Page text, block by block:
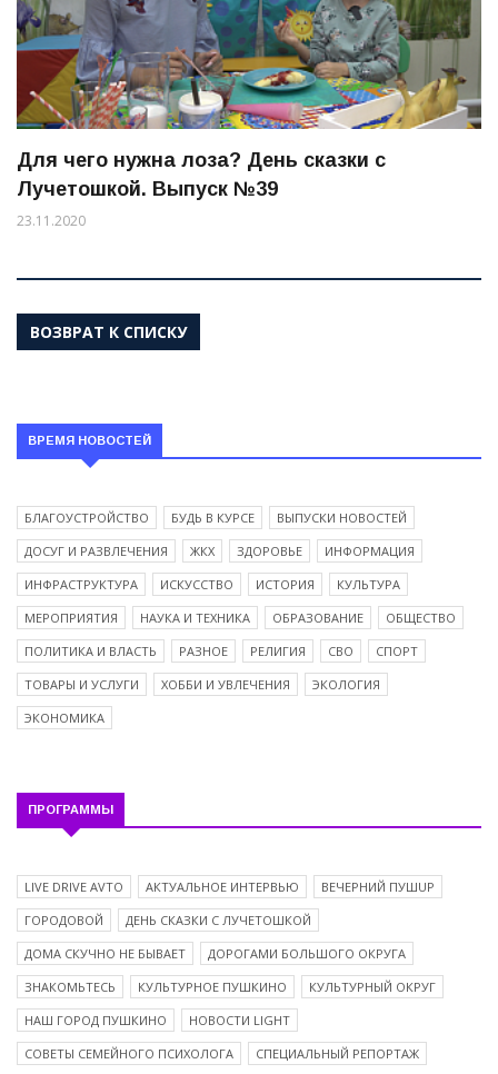
Для чего нужна лоза? День сказки с
Лучетошкой. Выпуск №39
23.11.2020
ВОЗВРАТ К СПИСКУ
ВРЕМЯ НОВОСТЕЙ
БЛАГОУСТРОЙСТВО БУДЬ В КУРСЕ
ВЫПУСКИ НОВОСТЕЙ
ДОСУГ И РАЗВЛЕЧЕНИЯ
ЖКХ ЗДОРОВЬЕ
ИНФОРМАЦИЯ
ИНФРАСТРУКТУРА
ИСКУССТВО ИСТОРИЯ
КУЛЬТУРА
МЕРОПРИЯТИЯ
НАУКА И ТЕХНИКА ОБРАЗОВАНИЕ
ОБЩЕСТВО
ПОЛИТИКА И ВЛАСТЬ
РАЗНОЕ РЕЛИГИЯ СВО
СПОРТ
ТОВАРЫ И УСЛУГИ
ХОББИ И УВЛЕЧЕНИЯ
ЭКОЛОГИЯ
ЭКОНОМИКА
ПРОГРАММЫ
LIVE DRIVE AVTO АКТУАЛЬНОЕ ИНТЕРВЬЮ
ВЕЧЕРНИЙ ПУШUP
ГОРОДОВОЙ
ДЕНЬ СКАЗКИ С ЛУЧЕТОШКОЙ
ДОМА СКУЧНО НЕ БЫВАЕТ
ДОРОГАМИ БОЛЬШОГО ОКРУГА
ЗНАКОМЬТЕСЬ
КУЛЬТУРНОЕ ПУШКИНО
КУЛЬТУРНЫЙ ОКРУГ
НАШ ГОРОД ПУШКИНО
НОВОСТИ LIGHT
СОВЕТЫ СЕМЕЙНОГО ПСИХОЛОГА
СПЕЦИАЛЬНЫЙ РЕПОРТАЖ